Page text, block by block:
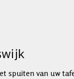
spuiten van uw